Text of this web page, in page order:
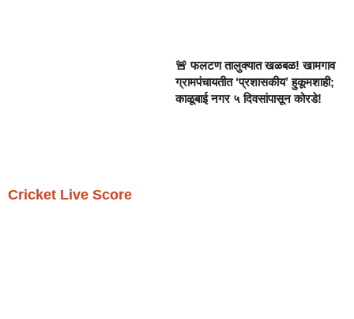
🚨 फलटण तालुक्यात खळबळ! खामगाव
ग्रामपंचायतीत ‘प्रशासकीय’ हुकूमशाही;
काळूबाई नगर ५ दिवसांपासून कोरडे!
Cricket Live Score